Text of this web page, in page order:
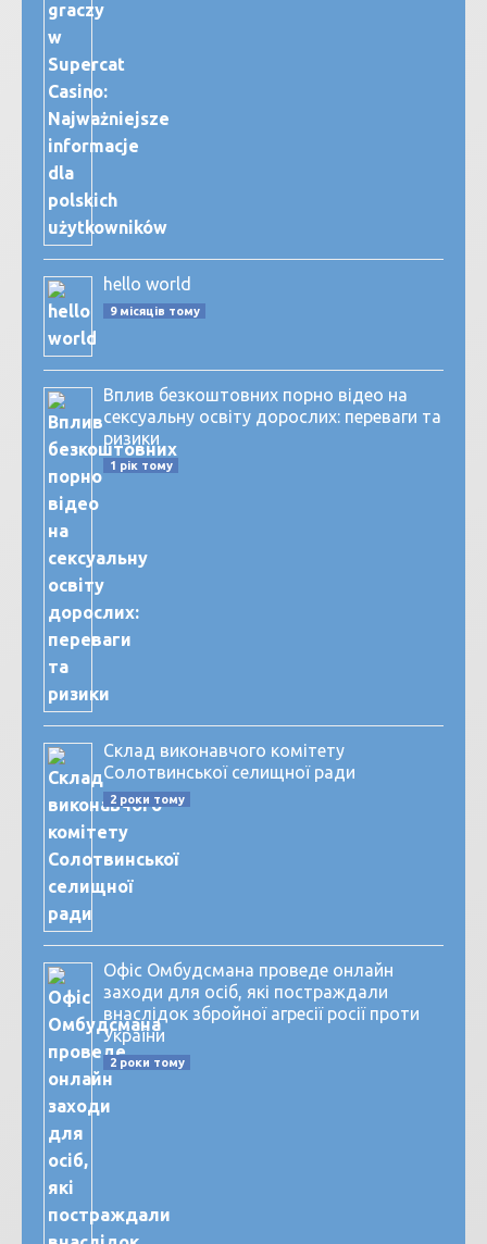
hello world
9 місяців тому
Вплив безкоштовних порно відео на
сексуальну освіту дорослих: переваги та
ризики
1 рік тому
Склад виконавчого комітету
Солотвинської селищної ради
2 роки тому
Офіс Омбудсмана проведе онлайн
заходи для осіб, які постраждали
внаслідок збройної агресії росії проти
України
2 роки тому